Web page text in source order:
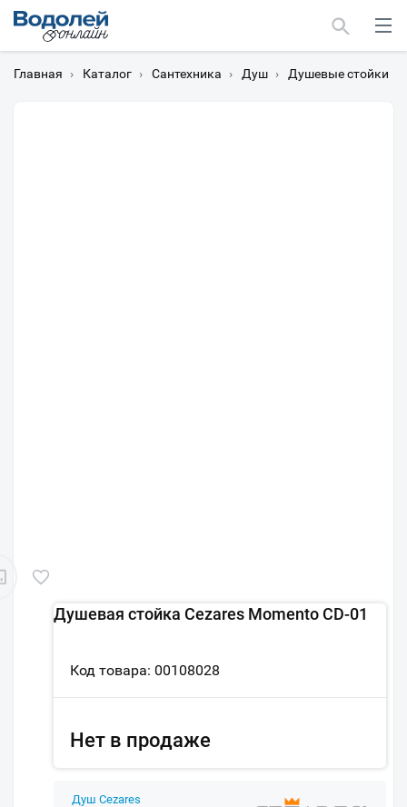
Главная › Каталог › Сантехника › Душ › Душевые стойки
Душевая стойка Cezares Momento CD-01
Код товара: 00108028
Нет в продаже
Душ Cezares